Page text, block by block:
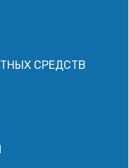
СРЕДСТВ